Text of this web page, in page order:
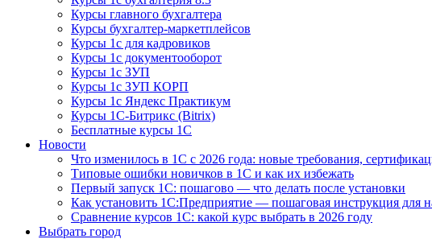
Курсы главного бухгалтера
Курсы бухгалтер-маркетплейсов
Курсы 1с для кадровиков
Курсы 1с документооборот
Курсы 1с ЗУП
Курсы 1с ЗУП КОРП
Курсы 1с Яндекс Практикум
Курсы 1С-Битрикс (Bitrix)
Бесплатные курсы 1С
Новости
Что изменилось в 1С с 2026 года: новые требования,
Типовые ошибки новичков в 1С и как их избежать
Первый запуск 1С: пошагово — что делать после установки
Как установить 1С:Предприятие — пошаговая инструкция для
Сравнение курсов 1С: какой курс выбрать в 2026 году
Выбрать город